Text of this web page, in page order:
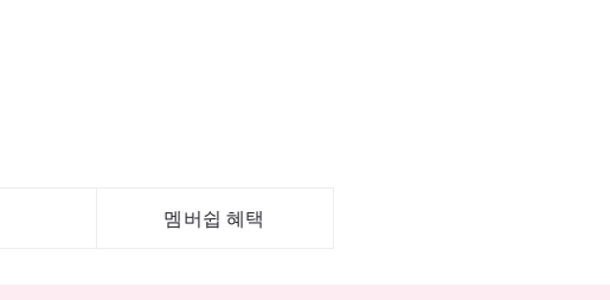
멤버쉽 혜택